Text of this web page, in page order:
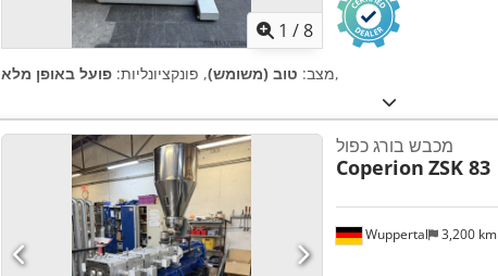
1 /8
מצב: טוב (משומש), פונקציונליות: פועל באופן מלא ,
Wuppertal 3,200 km
מכבש בורג כפול
Coperion ZSK 83